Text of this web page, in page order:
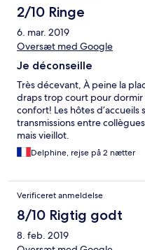
2/10 Ringe
6. mar. 2019
Oversæt med Google
Je déconseille
Très décevant, À peine la
draps trop court pour dormir
confort! Les hôtes
transmissions entre
mais vieillot.
Delphine, rejse på 2 nætter
Verificeret anmeldelse
8/10 Rigtig godt
8. feb. 2019